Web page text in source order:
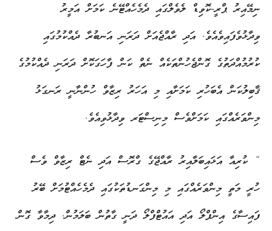
ނިމޭއިރު ޕްރީ-ކޮވިޑް ލެވެލްގައި ދެމެހެއްޓޭނެ ކަމަށް އަމީރު
ވިދާޅުވެފައިވެއެވެ. އަދި ރާއްޖެއަށް ދަރަނި އަނބުރާ ދެއްކުމުގައި
ކުރުމުއްދަތުގެ ގޮންޖެހުންތަކެއް ނެތް ކަން ފާހަގަކޮށް ދަރަނި ދެއްކުމުގެ
ޤާބިލުކަން އެބަހުރި ކަމަށާއި މި އަހަރު ރިޒާވް ހުންނާނީ ރަނގަޅު
މިންވަރެއްގައި ކަމަށްވެސް މިނިސްޓަރ ވިދާޅުވިއެވެ.
“ ކުރިއާ އަޅައިބަލާއިރު ރާއްޖޭގެ ގްރޮސް އަދި ނެޓް ރިޒާވް ވެސް
ހުރީ މަތީ މިންވަރެއްގައި މި މިންގަނޑުތަކުގައި ދެމެހެއްޓުމަށް ބޭރު
ފައިސާގެ އިންފްލޯ އަދި އައުޓްފްލޯ ދަނީ ގާތުން ބަލަމުން. ދިމާވާ ގޮން